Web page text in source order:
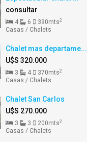
consultar
4 6 390mts2
Casas / Chalets
Chalet mas departame...
U$S 320.000
3 4 370mts2
Casas / Chalets
Chalet San Carlos
U$S 270.000
3 3 200mts2
Casas / Chalets